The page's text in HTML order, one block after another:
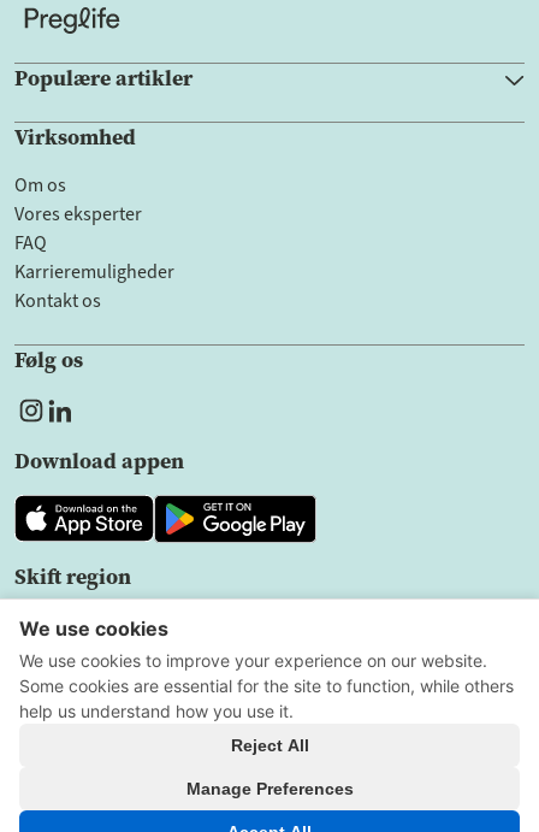
Populære artikler
Virksomhed
Om os
Vores eksperter
FAQ
Karrieremuligheder
Kontakt os
Følg os
Download appen
Skift region
DK
Brugeraftale